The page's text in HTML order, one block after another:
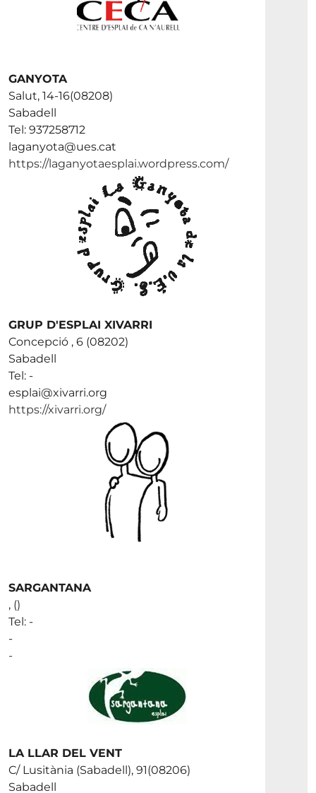
GANYOTA
Salut, 14-16(08208)
Sabadell
Tel: 937258712
laganyota@ues.cat
https://laganyotaesplai.wordpress.com/
GRUP D'ESPLAI XIVARRI
Concepció , 6 (08202)
Sabadell
Tel: -
esplai@xivarri.org
https://xivarri.org/
SARGANTANA
, ()
Tel: -
-
-
LA LLAR DEL VENT
C/ Lusitània (Sabadell), 91(08206)
Sabadell